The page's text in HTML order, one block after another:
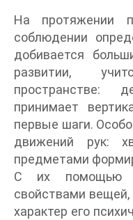
На протяжении
соблюдении
добивается
развитии,
пространстве:
принимает
первые шаги.
движений рук:
предметами
С их помощью
свойствами
характер его